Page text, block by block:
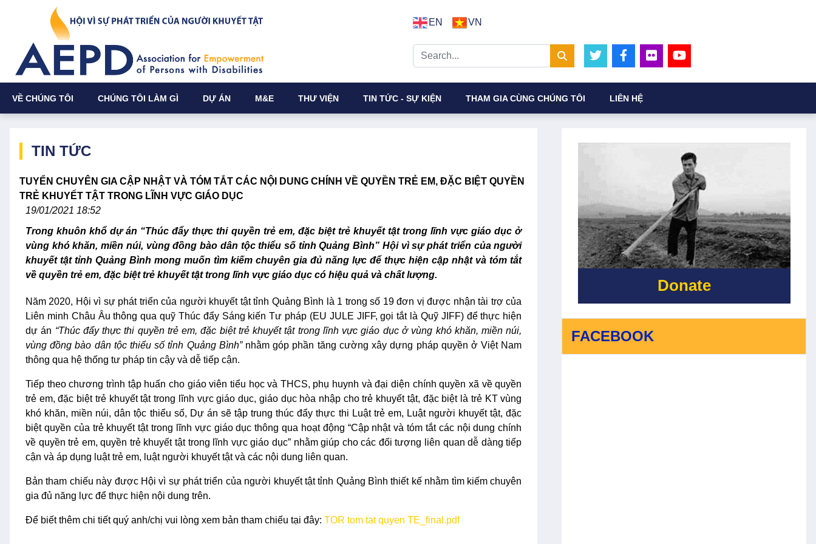
EN VN
VỀ CHÚNG TÔI CHÚNG TÔI LÀM GÌ DỰ ÁN M&E THƯ VIỆN TIN TỨC - SỰ KIỆN THAM GIA CÙNG CHÚNG TÔI LIÊN HỆ
TIN TỨC
TUYỂN CHUYÊN GIA CẬP NHẬT VÀ TÓM TẮT CÁC NỘI DUNG CHÍNH VỀ QUYỀN TRẺ EM, ĐẶC BIỆT QUYỀN
TRẺ KHUYẾT TẬT TRONG LĨNH VỰC GIÁO DỤC
19/01/2021 18:52
Trong khuôn khổ dự án “Thúc đẩy thực thi quyền trẻ em, đặc biệt trẻ khuyết tật trong lĩnh vực giáo dục ở
vùng khó khăn, miền núi, vùng đồng bào dân tộc thiểu số tỉnh Quảng Bình” Hội vì sự phát triển của người
khuyết tật tỉnh Quảng Bình mong muốn tìm kiếm chuyên gia đủ năng lực để thực hiện cập nhật và tóm tắt
về quyền trẻ em, đặc biệt trẻ khuyết tật trong lĩnh vực giáo dục có hiệu quả và chất lượng.
Năm 2020, Hội vì sự phát triển của người khuyết tật tỉnh Quảng Bình là 1 trong số 19 đơn vị được nhận tài trợ của
Liên minh Châu Âu thông qua quỹ Thúc đẩy Sáng kiến Tư pháp (EU JULE JIFF, gọi tắt là Quỹ JIFF) để thực hiện
dự án “Thúc đẩy thực thi quyền trẻ em, đặc biệt trẻ khuyết tật trong lĩnh vực giáo dục ở vùng khó khăn, miền núi,
vùng đồng bào dân tộc thiểu số tỉnh Quảng Bình”nhằm góp phần tăng cường xây dựng pháp quyền ở Việt Nam
thông qua hệ thống tư pháp tin cậy và dễ tiếp cận.
Tiếp theo chương trình tập huấn cho giáo viên tiểu học và THCS, phụ huynh và đại diện chính quyền xã về quyền
trẻ em, đặc biệt trẻ khuyết tật trong lĩnh vực giáo dục, giáo dục hòa nhập cho trẻ khuyết tật, đặc biệt là trẻ KT vùng
khó khăn, miền núi, dân tộc thiểu số, Dự án sẽ tập trung thúc đẩy thực thi Luật trẻ em, Luật người khuyết tật, đặc
biệt quyền của trẻ khuyết tật trong lĩnh vực giáo dục thông qua hoạt động “Cập nhật và tóm tắt các nội dung chính
về quyền trẻ em, quyền trẻ khuyết tật trong lĩnh vực giáo dục”nhằm giúp cho các đối tượng liên quan dễ dàng tiếp
cận và áp dụng luật trẻ em, luật người khuyết tật và các nội dung liên quan.
Bản tham chiếu này được Hội vì sự phát triển của người khuyết tật tỉnh Quảng Bình thiết kế nhằm tìm kiếm chuyên
gia đủ năng lực để thực hiện nội dung trên.
Để biết thêm chi tiết quý anh/chị vui lòng xem bản tham chiếu tại đây: TOR tom tat quyen TE_final.pdf
Donate
FACEBOOK